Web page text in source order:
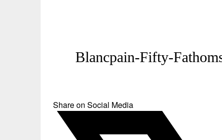
Blancpain-Fifty-
Share on Social Media